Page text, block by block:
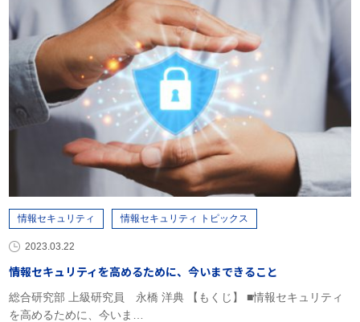
情報セキュリティ 情報セキュリティ トピックス
2023.03.22
情報セキュリティを高めるために、今いまできること
総合研究部 上級研究員 永橋 洋典 【もくじ】 ■情報セキュリティ
を高めるために、今いま…